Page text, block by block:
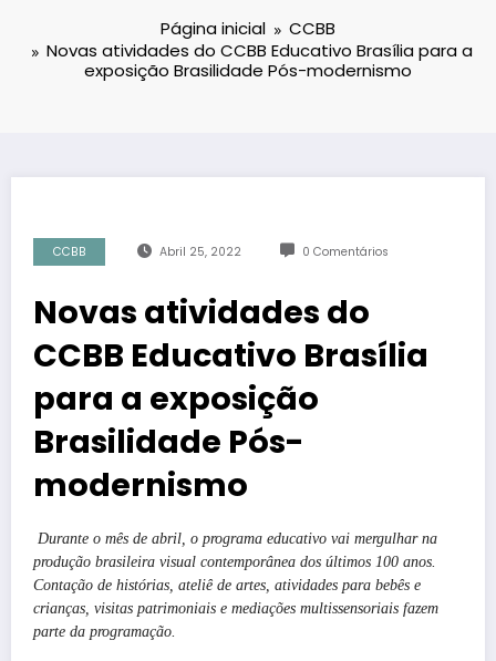
Página inicial
CCBB
Novas atividades do CCBB Educativo Brasília para a
exposição Brasilidade Pós-modernismo
CCBB Abril 25, 2022 0 Comentários
Novas atividades do
CCBB Educativo Brasília
para a exposição
Brasilidade Pós-
modernismo
Durante o mês de abril, o programa educativo vai mergulhar na
produção brasileira visual contemporânea dos últimos 100 anos.
Contação de histórias, ateliê de artes, atividades para bebês e
crianças, visitas patrimoniais e mediações multissensoriais fazem
parte da programação.